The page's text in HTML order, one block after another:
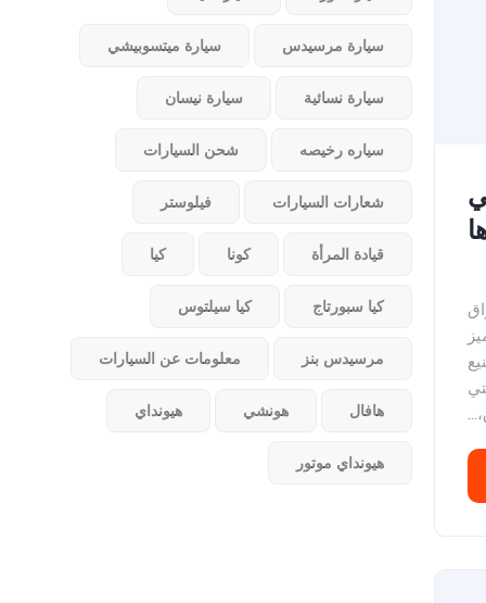
سيارة مرسيدس سيارة ميتسوبيشي
سيارة نسائية سيارة نيسان
سياره رخيصه شحن السيارات
شعارات السيارات فيلوستر
قيادة المرأة كونا كيا
كيا سبورتاج كيا سيلتوس
مرسيدس بنز معلومات عن السيارات
هافال هونشي هيونداي
هيونداي موتور